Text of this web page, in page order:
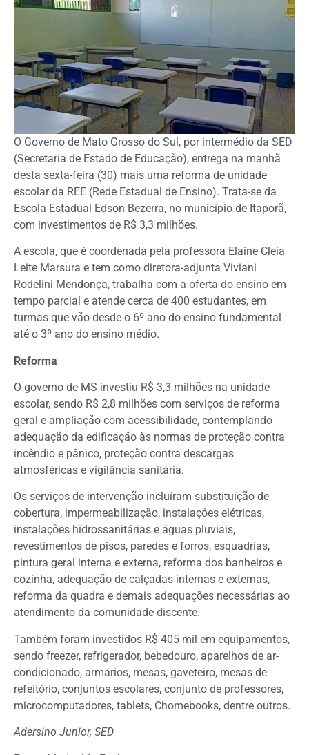
O Governo de Mato Grosso do Sul, por intermédio da SED
(Secretaria de Estado de Educação), entrega na manhã
desta sexta-feira (30) mais uma reforma de unidade
escolar da REE (Rede Estadual de Ensino). Trata-se da
Escola Estadual Edson Bezerra, no município de Itaporã,
com investimentos de R$ 3,3 milhões.
A escola, que é coordenada pela professora Elaine Cleia
Leite Marsura e tem como diretora-adjunta Viviani
Rodelini Mendonça, trabalha com a oferta do ensino em
tempo parcial e atende cerca de 400 estudantes, em
turmas que vão desde o 6º ano do ensino fundamental
até o 3º ano do ensino médio.
Reforma
O governo de MS investiu R$ 3,3 milhões na unidade
escolar, sendo R$ 2,8 milhões com serviços de reforma
geral e ampliação com acessibilidade, contemplando
adequação da edificação às normas de proteção contra
incêndio e pânico, proteção contra descargas
atmosféricas e vigilância sanitária.
Os serviços de intervenção incluíram substituição de
cobertura, impermeabilização, instalações elétricas,
instalações hidrossanitárias e águas pluviais,
revestimentos de pisos, paredes e forros, esquadrias,
pintura geral interna e externa, reforma dos banheiros e
cozinha, adequação de calçadas internas e externas,
reforma da quadra e demais adequações necessárias ao
atendimento da comunidade discente.
Também foram investidos R$ 405 mil em equipamentos,
sendo freezer, refrigerador, bebedouro, aparelhos de ar-
condicionado, armários, mesas, gaveteiro, mesas de
refeitório, conjuntos escolares, conjunto de professores,
microcomputadores, tablets, Chomebooks, dentre outros.
Adersino Junior, SED